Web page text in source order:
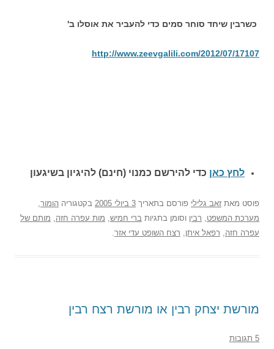
כשרבין שיחד סוחר סמים כדי להעביר את אוסלו ב'
http://www.zeevgalili.com/2012/07/17107
לחץ כאן כדי להירשם כמנוי (חינם) להיגיון בשיגעון
פוסט מאת זאב גלילי פורסם בתאריך 3 ביולי 2005 בקטגוריה הומור
מערכת המשפט
רבין וסומן בתגיות ברי חמיש מות עפרה חזה
מותם של
עפרה חזה
רפאל איתן רצח השופט עדי אזר
מורשת יצחק רבין או מורשת רצח רבין
5 תגובות